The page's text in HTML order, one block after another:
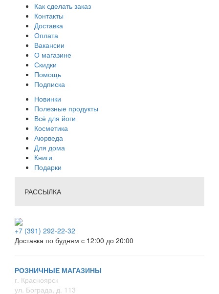
Как сделать заказ
Контакты
Доставка
Оплата
Вакансии
О магазине
Скидки
Помощь
Подписка
Новинки
Полезные продукты
Всё для йоги
Косметика
Аюрведа
Для дома
Книги
Подарки
РАССЫЛКА
+7 (391) 292-22-32
Доставка по будням с 12:00 до 20:00
РОЗНИЧНЫЕ МАГАЗИНЫ
г. Красноярск
ул. Бограда, д. 113